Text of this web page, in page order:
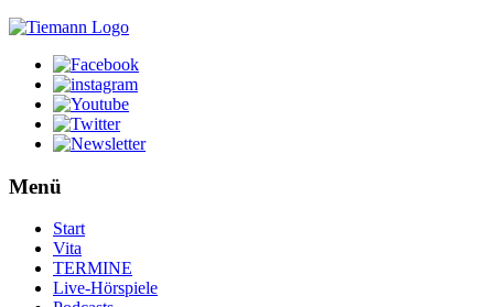
Menü
Start
Vita
TERMINE
Live-Hörspiele